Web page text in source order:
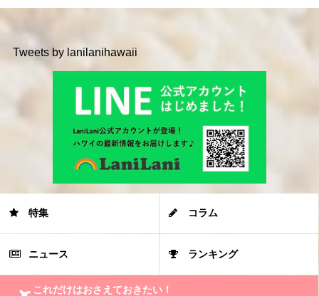
Tweets by lanilanihawaii
特集 コラム
ニュース ランキング
これだけはおさえておきたい！